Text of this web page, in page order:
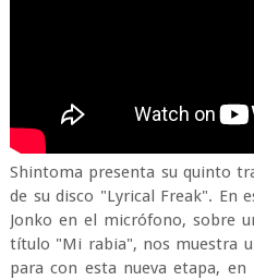
Shintoma presenta su quinto
de su disco "Lyrical Freak". En
Jonko en el micrófono, sobre
título "Mi rabia", nos muestra
para con esta nueva etapa,